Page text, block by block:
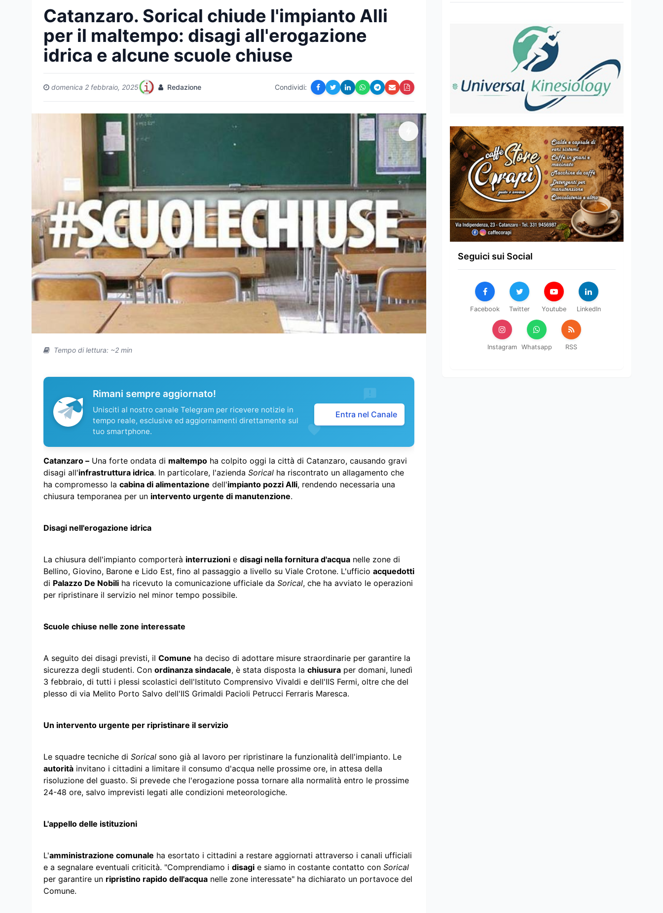
Catanzaro. Sorical chiude l'impianto Alli
per il maltempo: disagi all'erogazione
idrica e alcune scuole chiuse
domenica 2 febbraio, 2025 Redazione Condividi:
Tempo di lettura: ~2 min
Rimani sempre aggiornato!
Unisciti al nostro canale Telegram per ricevere notizie in
tempo reale, esclusive ed aggiornamenti direttamente sul
tuo smartphone.
Entra nel Canale
Catanzaro – Una forte ondata di maltempo ha colpito oggi la città di Catanzaro, causando gravi
disagi all'infrastruttura idrica. In particolare, l'azienda Sorical ha riscontrato un allagamento che
ha compromesso la cabina di alimentazione dell'impianto pozzi Alli, rendendo necessaria una
chiusura temporanea per un intervento urgente di manutenzione.
Disagi nell'erogazione idrica
La chiusura dell'impianto comporterà interruzioni e disagi nella fornitura d'acqua nelle zone di
Bellino, Giovino, Barone e Lido Est, fino al passaggio a livello su Viale Crotone. L'ufficio acquedotti
di Palazzo De Nobili ha ricevuto la comunicazione ufficiale da Sorical, che ha avviato le operazioni
per ripristinare il servizio nel minor tempo possibile.
Scuole chiuse nelle zone interessate
A seguito dei disagi previsti, il Comune ha deciso di adottare misure straordinarie per garantire la
sicurezza degli studenti. Con ordinanza sindacale, è stata disposta la chiusura per domani, lunedì
3 febbraio, di tutti i plessi scolastici dell'Istituto Comprensivo Vivaldi e dell'IIS Fermi, oltre che del
plesso di via Melito Porto Salvo dell'IIS Grimaldi Pacioli Petrucci Ferraris Maresca.
Un intervento urgente per ripristinare il servizio
Le squadre tecniche di Sorical sono già al lavoro per ripristinare la funzionalità dell'impianto. Le
autorità invitano i cittadini a limitare il consumo d'acqua nelle prossime ore, in attesa della
risoluzione del guasto. Si prevede che l'erogazione possa tornare alla normalità entro le prossime
24-48 ore, salvo imprevisti legati alle condizioni meteorologiche.
L'appello delle istituzioni
L'amministrazione comunale ha esortato i cittadini a restare aggiornati attraverso i canali ufficiali
e a segnalare eventuali criticità. "Comprendiamo i disagi e siamo in costante contatto con Sorical
per garantire un ripristino rapido dell'acqua nelle zone interessate" ha dichiarato un portavoce del
Comune.
Seguici sui Social
Facebook Twitter Youtube LinkedIn
Instagram Whatsapp RSS